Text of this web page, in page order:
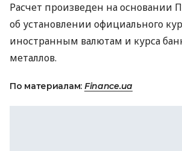
Расчет произведен на основании
об установлении официального
иностранным валютам и курса
металлов.
По материалам: Finance.ua